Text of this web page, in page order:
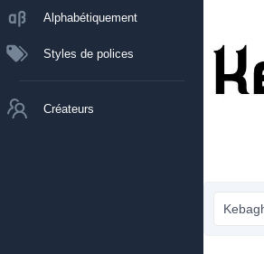
Alphabétiquement
Styles de polices
Créateurs